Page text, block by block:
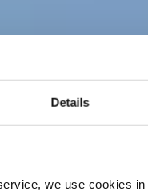
Details
we use cookies